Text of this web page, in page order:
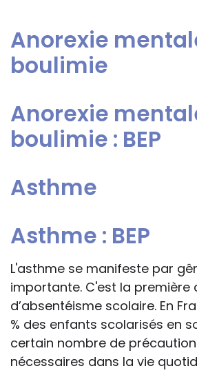
Anorexie
boulimie
Anorexie
boulimie : BEP
Asthme
Asthme : BEP
L'asthme se manifeste par
importante. C'est la première
d’absentéisme scolaire. En
% des enfants scolarisés en
certain nombre de
nécessaires dans la vie